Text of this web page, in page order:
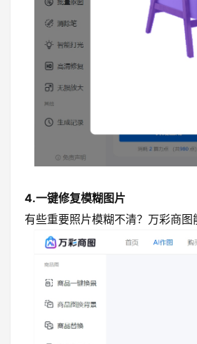
4.一键修复模糊图片
有些重要照片模糊不清？万彩商图